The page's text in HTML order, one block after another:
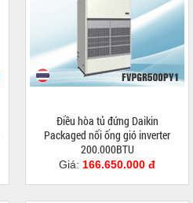
Điều hòa tủ đứng Daikin
Packaged nối ống gió inverter
200.000BTU
FVPR500QY1/RZUR500QY1
Giá: 166.650.000 đ